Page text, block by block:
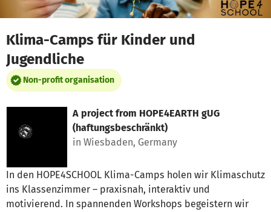
Klima-Camps für Kinder und
Jugendliche
Non-profit organisation
A project from HOPE4EARTH gUG
(haftungsbeschränkt)
in Wiesbaden, Germany
In den HOPE4SCHOOL Klima-Camps holen wir Klimaschutz
ins Klassenzimmer – praxisnah, interaktiv und
motivierend. In spannenden Workshops begeistern wir